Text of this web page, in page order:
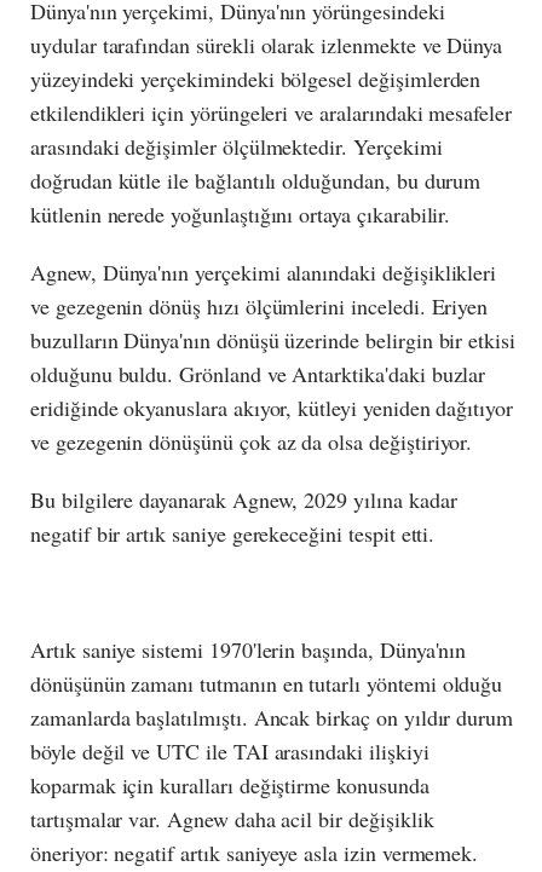
Dünya'nın yerçekimi, Dünya'nın yörüngesindeki
uydular tarafından sürekli olarak izlenmekte ve Dünya
yüzeyindeki yerçekimindeki bölgesel değişimlerden
etkilendikleri için yörüngeleri ve aralarındaki mesafeler
arasındaki değişimler ölçülmektedir. Yerçekimi
doğrudan kütle ile bağlantılı olduğundan, bu durum
kütlenin nerede yoğunlaştığını ortaya çıkarabilir.
Agnew, Dünya'nın yerçekimi alanındaki değişiklikleri
ve gezegenin dönüş hızı ölçümlerini inceledi. Eriyen
buzulların Dünya'nın dönüşü üzerinde belirgin bir etkisi
olduğunu buldu. Grönland ve Antarktika'daki buzlar
eridiğinde okyanuslara akıyor, kütleyi yeniden dağıtıyor
ve gezegenin dönüşünü çok az da olsa değiştiriyor.
Bu bilgilere dayanarak Agnew, 2029 yılına kadar
negatif bir artık saniye gerekeceğini tespit etti.
Artık saniye sistemi 1970'lerin başında, Dünya'nın
dönüşünün zamanı tutmanın en tutarlı yöntemi olduğu
zamanlarda başlatılmıştı. Ancak birkaç on yıldır durum
böyle değil ve UTC ile TAI arasındaki ilişkiyi
koparmak için kuralları değiştirme konusunda
tartışmalar var. Agnew daha acil bir değişiklik
öneriyor: negatif artık saniyeye asla izin vermemek.